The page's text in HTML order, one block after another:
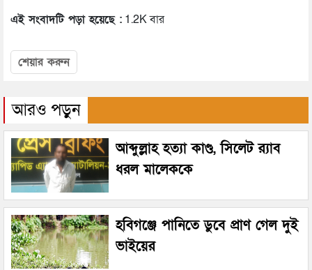
এই সংবাদটি পড়া হয়েছে : 1.2K বার
শেয়ার করুন
আরও পড়ুন
আব্দুল্লাহ হত্যা কাণ্ড, সিলেট র‌্যাব
ধরল মালেককে
হবিগঞ্জে পানিতে ডুবে প্রাণ গেল দুই
ভাইয়ের